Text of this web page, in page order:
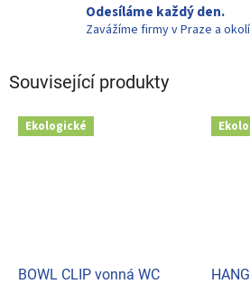
Odesíláme každý den.
Zavážíme firmy v Praze a
Související produkty
Ekologické
BOWL CLIP vonná WC